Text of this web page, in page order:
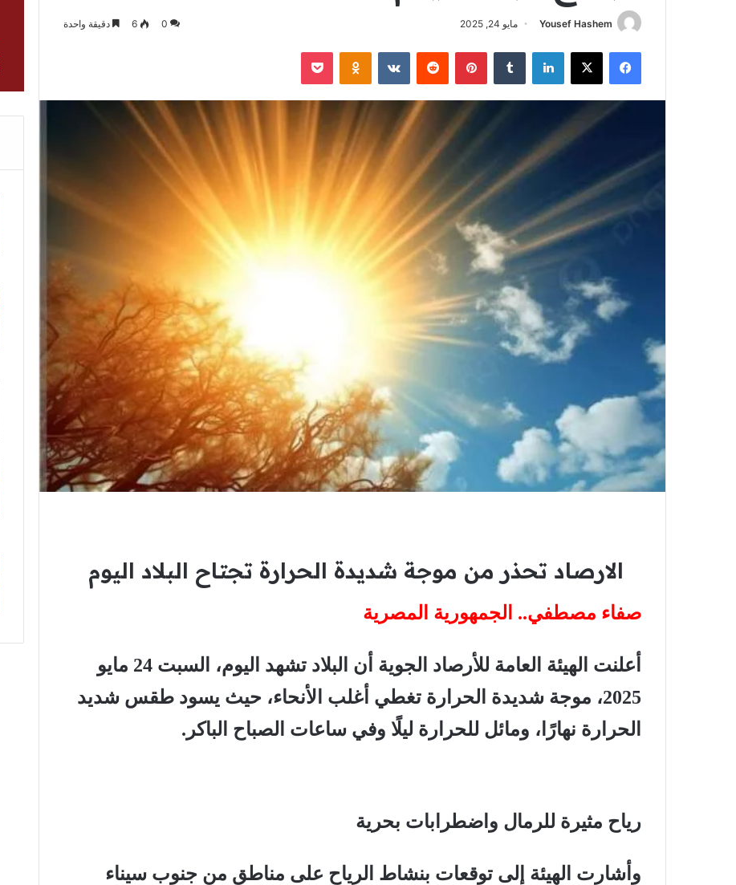
Yousef Hashem مايو 24, 2025 0
6 دقيقة واحدة
فيسبوك لينكدإن بينتيريست
الارصاد تحذر من موجة شديدة الحرارة تجتاح البلاد اليوم
صفاء مصطفي.. الجمهورية المصرية
أعلنت الهيئة العامة للأرصاد الجوية أن البلاد تشهد اليوم، السبت 24 مايو
2025، موجة شديدة الحرارة تغطي أغلب الأنحاء، حيث يسود طقس شديد
الحرارة نهارًا، ومائل للحرارة ليلًا وفي ساعات الصباح الباكر.
رياح مثيرة للرمال واضطرابات بحرية
وأشارت الهيئة إلى توقعات بنشاط الرياح على مناطق من جنوب سيناء